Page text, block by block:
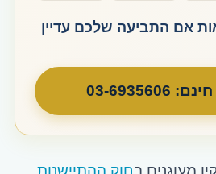
אם התביעה שלכם עדיין
6935606
מעוגנים בחוק ההתיישנות,